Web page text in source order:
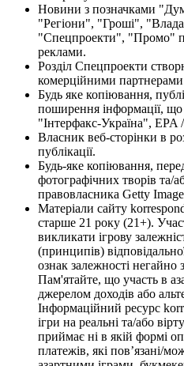
Новини з позначками
"Регіони", "Гроші",
"Спецпроекти", "Промо"
реклами.
Розділ Спецпроекти
комерційними
Будь яке копіювання,
поширення інформації,
"Інтерфакс-Україна", EPA
Власник веб-сторінки в
публікації.
Будь-яке копіювання,
фотографічних творів та/
правовласника Getty
Матеріали сайту
старше 21 року (21+).
викликати ігрову
(принципів)
ознак залежності негайно
Пам'ятайте, що участь в
джерелом доходів або
Інформаційний ресурс
ігри на реальні та/або
приймає ні в якій формі
платежів, які пов’язані/